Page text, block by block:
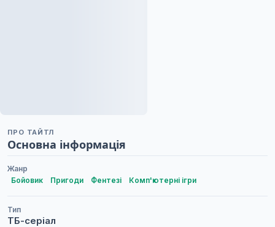
ПРО ТАЙТЛ
Основна інформація
Жанр
Бойовик
Пригоди Фентезі Комп'ютерні ігри
Тип
ТБ-серіал